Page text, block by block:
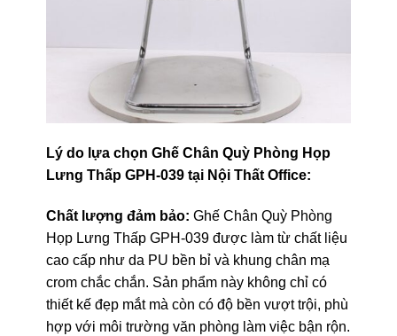
Lý do lựa chọn Ghế Chân Quỳ Phòng Họp
Lưng Thấp GPH-039 tại Nội Thất Office:
Chất lượng đảm bảo: Ghế Chân Quỳ Phòng
Họp Lưng Thấp GPH-039 được làm từ chất liệu
cao cấp như da PU bền bỉ và khung chân mạ
crom chắc chắn. Sản phẩm này không chỉ có
thiết kế đẹp mắt mà còn có độ bền vượt trội, phù
hợp với môi trường văn phòng làm việc bận rộn.